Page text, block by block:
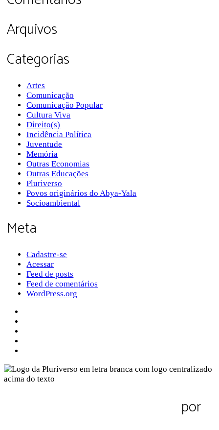
Arquivos
Categorias
Artes
Comunicação
Comunicação Popular
Cultura Viva
Direito(s)
Incidência Política
Juventude
Memória
Outras Economias
Outras Educações
Pluriverso
Povos originários do Abya-Yala
Socioambiental
Meta
Cadastre-se
Acessar
Feed de posts
Feed de comentários
WordPress.org
por